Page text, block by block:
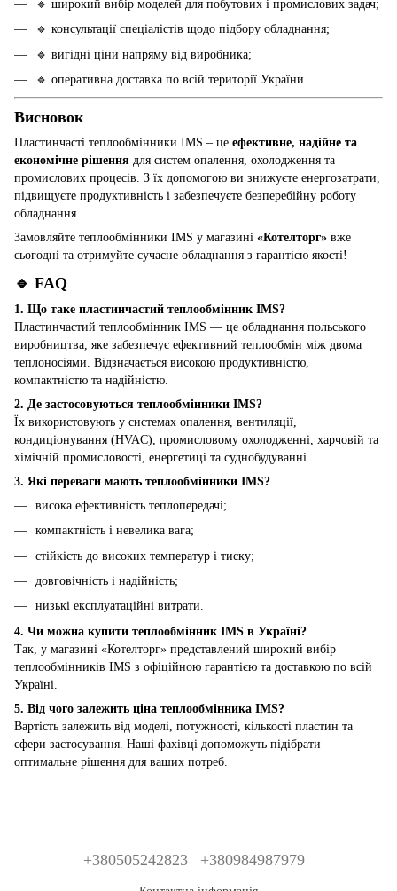
🔹 широкий вибір моделей для побутових і промислових задач;
🔹 консультації спеціалістів щодо підбору обладнання;
🔹 вигідні ціни напряму від виробника;
🔹 оперативна доставка по всій території України.
Висновок
Пластинчасті теплообмінники IMS – це ефективне, надійне та
економічне рішення для систем опалення, охолодження та
промислових процесів. З їх допомогою ви знижуєте енергозатрати,
підвищуєте продуктивність і забезпечуєте безперебійну роботу
обладнання.
Замовляйте теплообмінники IMS у магазині «Котелторг» вже
сьогодні та отримуйте сучасне обладнання з гарантією якості!
🔹 FAQ
1. Що таке пластинчастий теплообмінник IMS?
Пластинчастий теплообмінник IMS — це обладнання польського
виробництва, яке забезпечує ефективний теплообмін між двома
теплоносіями. Відзначається високою продуктивністю,
компактністю та надійністю.
2. Де застосовуються теплообмінники IMS?
Їх використовують у системах опалення, вентиляції,
кондиціонування (HVAC), промисловому охолодженні, харчовій та
хімічній промисловості, енергетиці та суднобудуванні.
3. Які переваги мають теплообмінники IMS?
висока ефективність теплопередачі;
компактність і невелика вага;
стійкість до високих температур і тиску;
довговічність і надійність;
низькі експлуатаційні витрати.
4. Чи можна купити теплообмінник IMS в Україні?
Так, у магазині «Котелторг» представлений широкий вибір
теплообмінників IMS з офіційною гарантією та доставкою по всій
Україні.
5. Від чого залежить ціна теплообмінника IMS?
Вартість залежить від моделі, потужності, кількості пластин та
сфери застосування. Наші фахівці допоможуть підібрати
оптимальне рішення для ваших потреб.
+380505242823 +380984987979